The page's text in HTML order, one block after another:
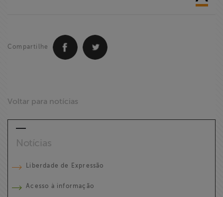
Compartilhe
Voltar para notícias
Notícias
Liberdade de Expressão
Acesso à informação